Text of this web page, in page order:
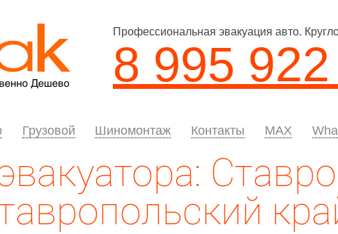
Профессиональная эвакуация авто.
8 995
Грузовой Шиномонтаж Контакты MAX